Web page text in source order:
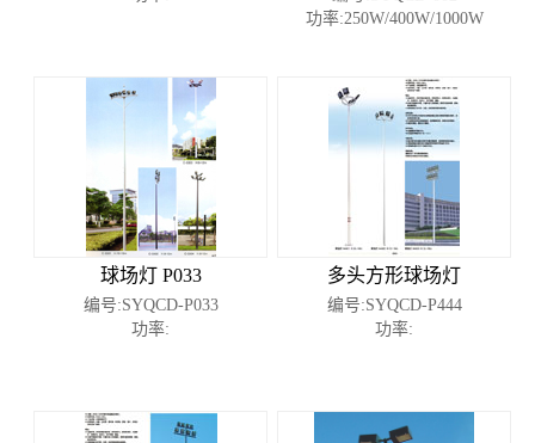
功率:250W/400W/1000W
球场灯 P033
编号:SYQCD-P033
功率:
多头方形球场灯
编号:SYQCD-P444
功率: